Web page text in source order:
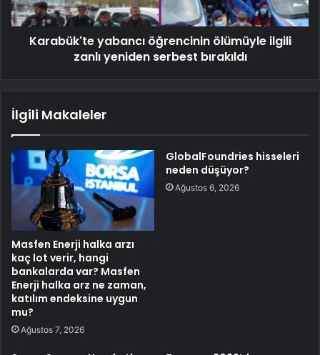
Karabük'te yabancı öğrencinin ölümüyle ilgili
zanlı yeniden serbest bırakıldı
İlgili Makaleler
Masfen Enerji halka arzı
kaç lot verir, hangi
bankalarda var? Masfen
Enerji halka arz ne zaman,
katılım endeksine uygun
mu?
Ağustos 7, 2026
GlobalFoundries hisseleri
neden düşüyor?
Ağustos 6, 2026